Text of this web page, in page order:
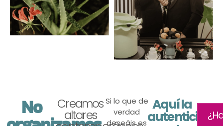
No Creamos
altares
Si lo que de
verdad
deseáis es
Aquí la
autenticidad